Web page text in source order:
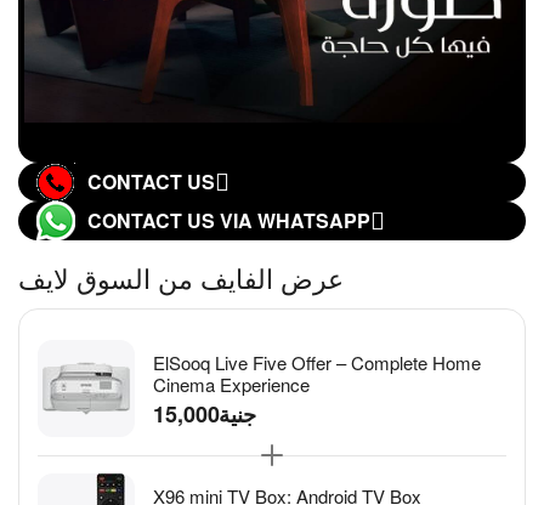
CONTACT US
CONTACT US VIA WHATSAPP
عرض الفايف من السوق لايف
ElSooq Live Five Offer – Complete Home
Cinema Experience
جنية15,000
X96 mini TV Box: Android TV Box